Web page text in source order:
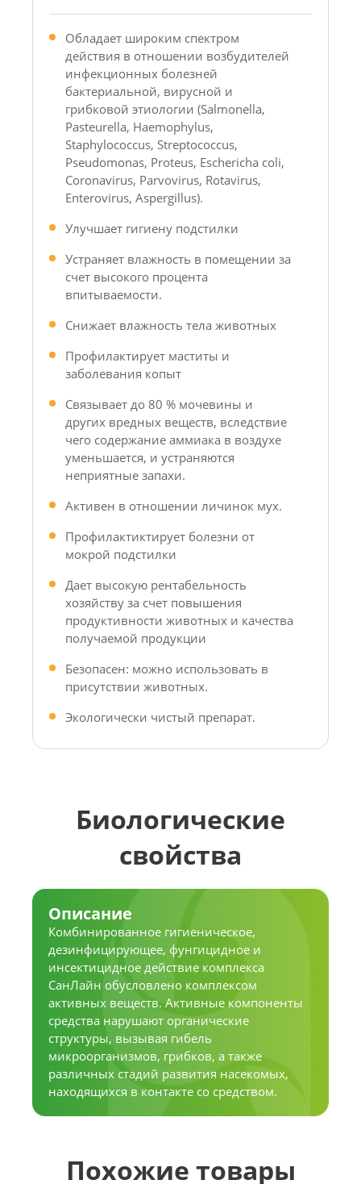
Обладает широким спектром
действия в отношении возбудителей
инфекционных болезней
бактериальной, вирусной и
грибковой этиологии (Salmonella,
Pasteurella, Haemophylus,
Staphylococcus, Streptococcus,
Pseudomonas, Proteus, Eschericha coli,
Coronavirus, Parvovirus, Rotavirus,
Enterovirus, Aspergillus).
Улучшает гигиену подстилки
Устраняет влажность в помещении за
счет высокого процента
впитываемости.
Снижает влажность тела животных
Профилактирует маститы и
заболевания копыт
Связывает до 80 % мочевины и
других вредных веществ, вследствие
чего содержание аммиака в воздухе
уменьшается, и устраняются
неприятные запахи.
Активен в отношении личинок мух.
Профилактиктирует болезни от
мокрой подстилки
Дает высокую рентабельность
хозяйству за счет повышения
продуктивности животных и качества
получаемой продукции
Безопасен: можно использовать в
присутствии животных.
Экологически чистый препарат.
Биологические
свойства
Описание
Комбинированное гигиеническое,
дезинфицирующее, фунгицидное и
инсектицидное действие комплекса
СанЛайн обусловлено комплексом
активных веществ. Активные компоненты
средства нарушают органические
структуры, вызывая гибель
микроорганизмов, грибков, а также
различных стадий развития насекомых,
находящихся в контакте со средством.
Похожие товары